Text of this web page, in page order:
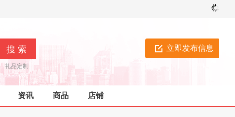
立即发布信息
礼品定制
资讯 商品 店铺